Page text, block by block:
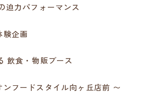
迫力パフォーマンス
験企画
飲食・物販ブース
フードスタイル向ヶ丘店前 〜